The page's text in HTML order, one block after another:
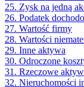
25. Zysk na jedną
26. Podatek
27. Wartość firmy
28. Wartości
29. Inne aktywa
30. Odroczone
31. Rzeczowe
32. Nieruchomości